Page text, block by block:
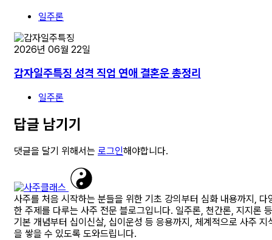
일주론
2026년 06월 22일
갑자일주특징 성격 직업 연애 결혼운 총정리
일주론
답글 남기기
댓글을 달기 위해서는 로그인해야합니다.
사주를 처음 시작하는 분들을 위한 기초 강의부터 심화 내용까지, 다
한 주제를 다루는 사주 전문 블로그입니다. 일주론, 천간론, 지지론 등
기본 개념부터 십이신살, 십이운성 등 응용까지, 체계적으로 사주 지
을 쌓을 수 있도록 도와드립니다.